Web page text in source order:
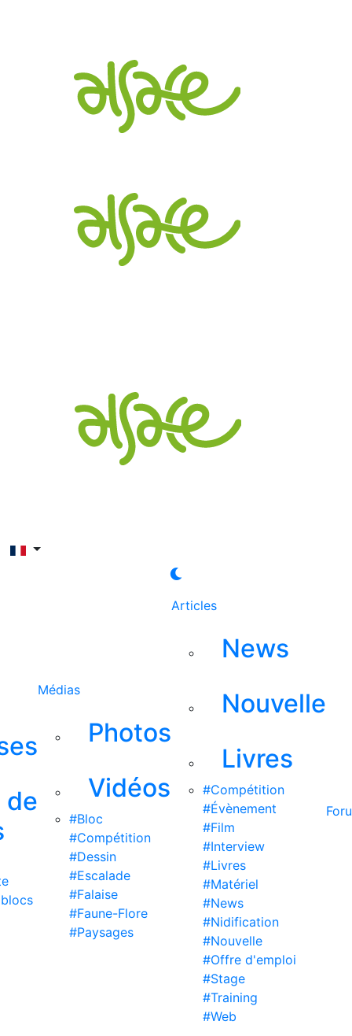
de
Médias
Photos
Vidéos
#Bloc
#Compétition
#Dessin
#Escalade
#Falaise
#Faune-Flore
#Paysages
Articles
News
Nouvelle
Livres
#Compétition
#Évènement
#Film
#Interview
#Livres
#Matériel
#News
#Nidification
#Nouvelle
#Offre d'emploi
#Stage
#Training
#Web